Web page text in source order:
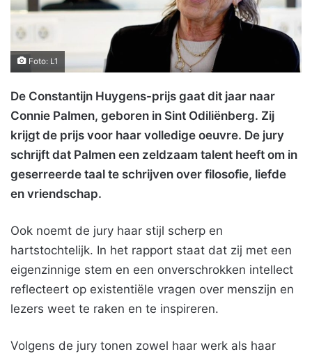
Foto: L1
De Constantijn Huygens-prijs gaat dit jaar naar
Connie Palmen, geboren in Sint Odiliënberg. Zij
krijgt de prijs voor haar volledige oeuvre. De jury
schrijft dat Palmen een zeldzaam talent heeft om in
geserreerde taal te schrijven over filosofie, liefde
en vriendschap.
Ook noemt de jury haar stijl scherp en
hartstochtelijk. In het rapport staat dat zij met een
eigenzinnige stem en een onverschrokken intellect
reflecteert op existentiële vragen over menszijn en
lezers weet te raken en te inspireren.
Volgens de jury tonen zowel haar werk als haar